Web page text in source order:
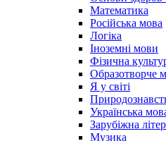
Математика
Російська мова
Логіка
Іноземні мови
Фізична
Образотворче
Я у світі
Українська
Зарубіжна
Музика